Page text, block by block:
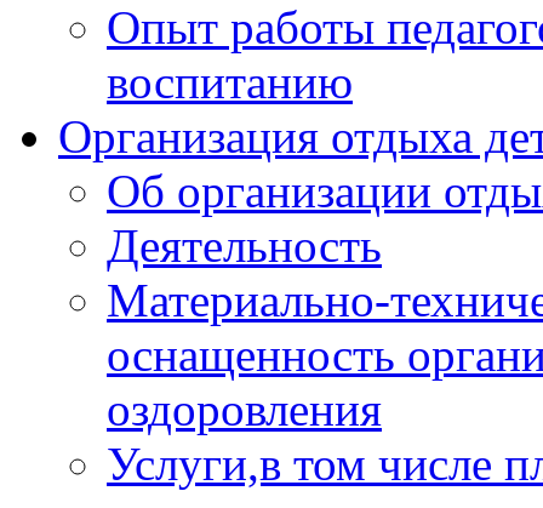
Опыт работы
воспитанию
Организация отдыха
Об организации
Деятельность
Материально-
оснащенность
оздоровления
Услуги,в том числе